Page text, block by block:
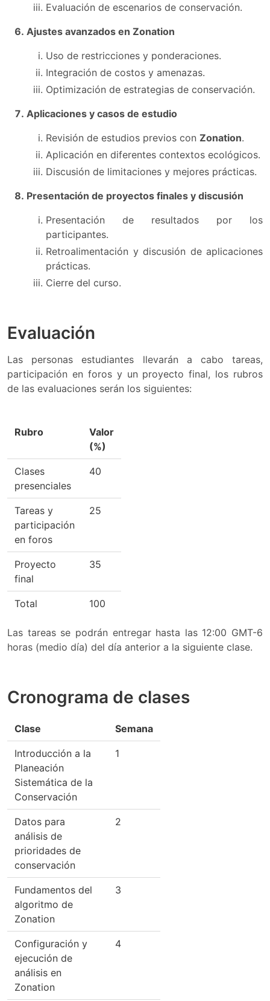
Evaluación de escenarios de conservación.
Ajustes avanzados en Zonation
Uso de restricciones y ponderaciones.
Integración de costos y amenazas.
Optimización de estrategias de conservación.
Aplicaciones y casos de estudio
Revisión de estudios previos con Zonation.
Aplicación en diferentes contextos ecológicos.
Discusión de limitaciones y mejores prácticas.
Presentación de proyectos finales y discusión
Presentación de resultados por los
participantes.
Retroalimentación y discusión de aplicaciones
prácticas.
Cierre del curso.
Evaluación
Las personas estudiantes llevarán a cabo tareas,
participación en foros y un proyecto final, los rubros
de las evaluaciones serán los siguientes:
Rubro
Valor
(%)
Clases
presenciales
40
Tareas y
participación
en foros
25
Proyecto
final
35
Total 100
Las tareas se podrán entregar hasta las 12:00 GMT-6
horas (medio día) del día anterior a la siguiente clase.
Cronograma de clases
Clase Semana
Introducción a la
Planeación
Sistemática de la
Conservación
1
Datos para
análisis de
prioridades de
conservación
2
Fundamentos del
algoritmo de
Zonation
3
Configuración y
ejecución de
análisis en
Zonation
4